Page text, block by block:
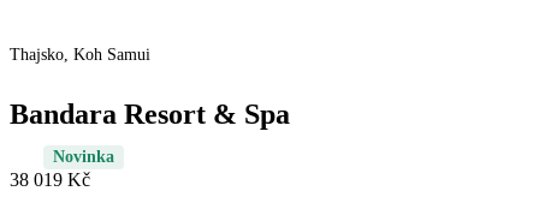
Thajsko, Koh Samui
Bandara Resort & Spa
Novinka
38 019 Kč